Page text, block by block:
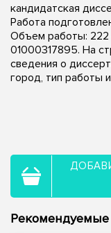
кандидатская
Работа
Объем работы: 222
01000317895. На
сведения о
город, тип работы
Рекомендуемые